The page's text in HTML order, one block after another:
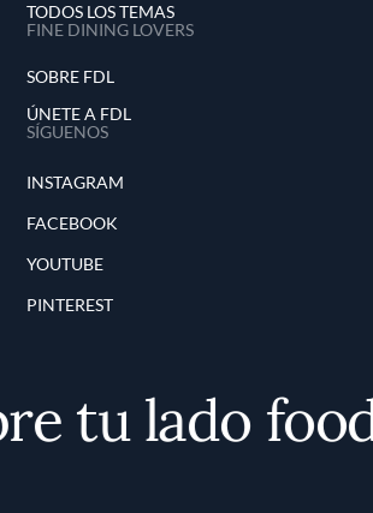
TODOS LOS TEMAS
FINE DINING LOVERS
SOBRE FDL
ÚNETE A FDL
SÍGUENOS
INSTAGRAM
FACEBOOK
YOUTUBE
PINTEREST
tu lado